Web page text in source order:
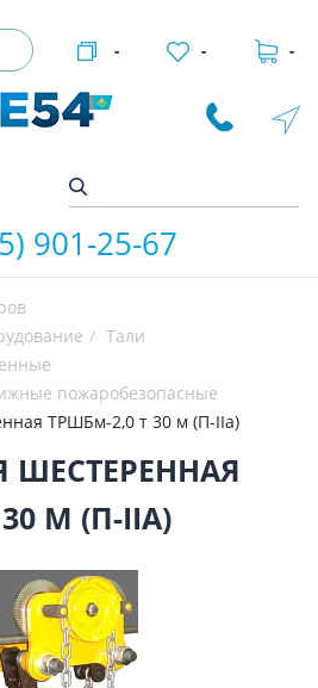
- - -
901-25-67
Тали
пожаробезопасные
Таль ручная шестеренная ТРШБм-2,0 т 30 м (П-IIa)
ШЕСТЕРЕННАЯ
М (П-IIA)